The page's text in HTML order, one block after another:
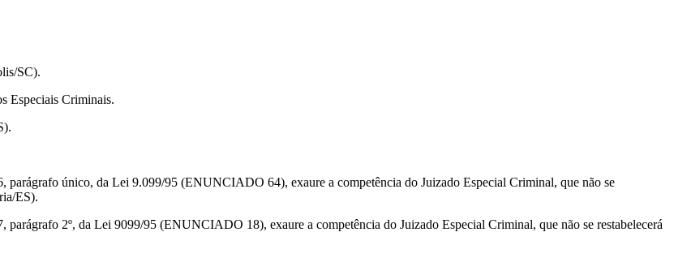
SC).
Especiais Criminais.
único, da Lei 9.099/95 (ENUNCIADO 64), exaure a competência do Juizado Especial Criminal, que não se
ES).
2º, da Lei 9099/95 (ENUNCIADO 18), exaure a competência do Juizado Especial Criminal, que não se restabelecerá